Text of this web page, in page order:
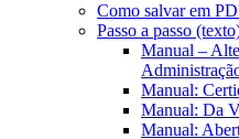
Como salvar em
Passo a passo
Manual –
Manual:
Manual: Da
Manual: